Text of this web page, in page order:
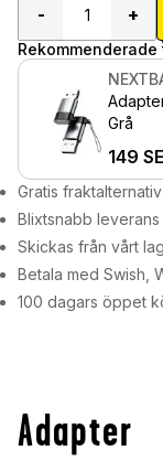
-
+
Grå
149
Gratis fraktalternativ
Blixtsnabb
Skickas från vårt
Betala med Swish,
100 dagars öppet
Adapter